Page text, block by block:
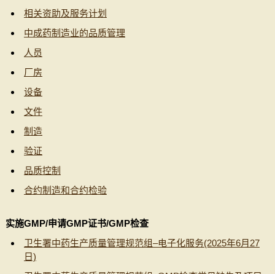
相关资助及服务计划
中成药制造业的品质管理
人员
厂房
设备
文件
制造
验证
品质控制
合约制造和合约检验
实施GMP/申请GMP证书/GMP检查
卫生署中药生产质量管理规范组–电子化服务(2025年6月27
日)